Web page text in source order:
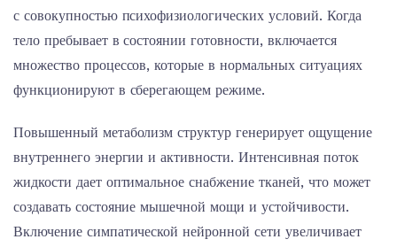
с совокупностью психофизиологических условий. Когда
тело пребывает в состоянии готовности, включается
множество процессов, которые в нормальных ситуациях
функционируют в сберегающем режиме.
Повышенный метаболизм структур генерирует ощущение
внутреннего энергии и активности. Интенсивная поток
жидкости дает оптимальное снабжение тканей, что может
создавать состояние мышечной мощи и устойчивости.
Включение симпатической нейронной сети увеличивает